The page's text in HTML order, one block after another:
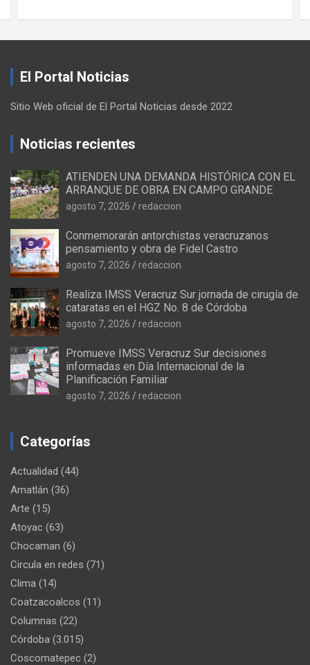
El Portal Noticias
Sitio Web oficial de El Portal Noticias desde 2022
Noticias recientes
ATIENDEN UNA DEMANDA HISTÓRICA CON EL
ARRANQUE DE OBRA EN CAMPO GRANDE
agosto 7, 2026 redaccion
Conmemorarán antorchistas veracruzanos
pensamiento y obra de Fidel Castro
agosto 7, 2026 redaccion
Realiza IMSS Veracruz Sur jornada de cirugía de
cataratas en el HGZ No. 8 de Córdoba
agosto 7, 2026 redaccion
Promueve IMSS Veracruz Sur decisiones
informadas en Día Internacional de la
Planificación Familiar
agosto 7, 2026 redaccion
Categorías
Actualidad (44)
Amatlán (36)
Arte (15)
Atoyac (63)
Chocaman (6)
Circula en redes (71)
Clima (14)
Coatzacoalcos (11)
Columnas (22)
Córdoba (3.015)
Coscomatepec (2)